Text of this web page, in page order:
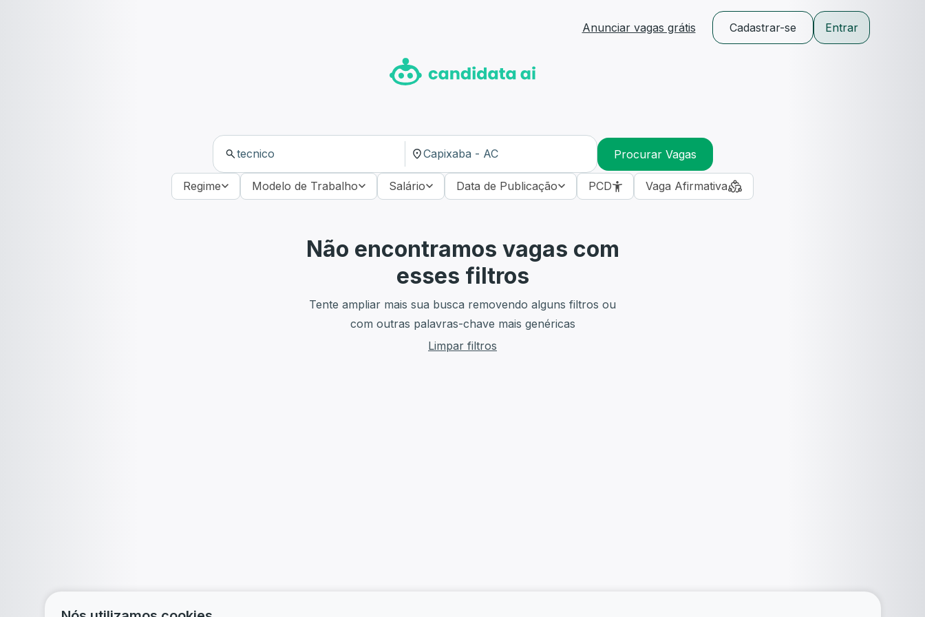
Anunciar vagas grátis Cadastrar-se Entrar
Procurar Vagas
Regime Modelo de Trabalho Salário Data de Publicação PCD Vaga Afirmativa
Não encontramos vagas com
esses filtros
Tente ampliar mais sua busca removendo alguns filtros ou
com outras palavras-chave mais genéricas
Limpar filtros